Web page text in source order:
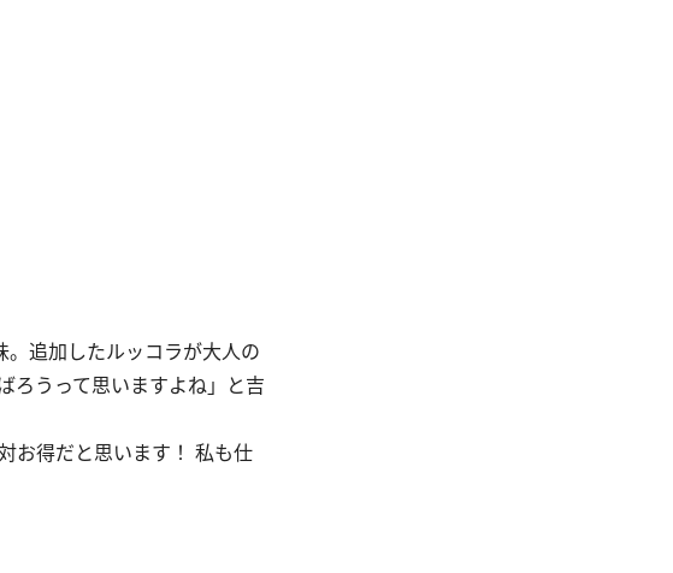
追加したルッコラが大人の
ろうって思いますよね」と吉
お得だと思います！ 私も仕